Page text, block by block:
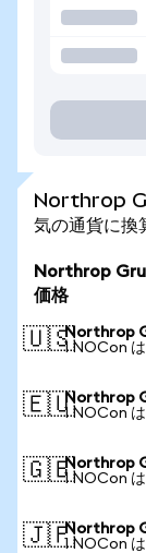
Northrop
気の通貨に換
Northrop
価格
🇺🇸Northrop
1 NOCon
🇪🇺Northrop
1 NOCon
🇬🇧Northrop
1 NOCon
🇯🇵Northrop
1 NOCon